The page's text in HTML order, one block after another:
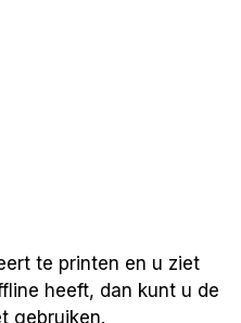
te printen en u ziet
heeft, dan kunt u de
gebruiken.